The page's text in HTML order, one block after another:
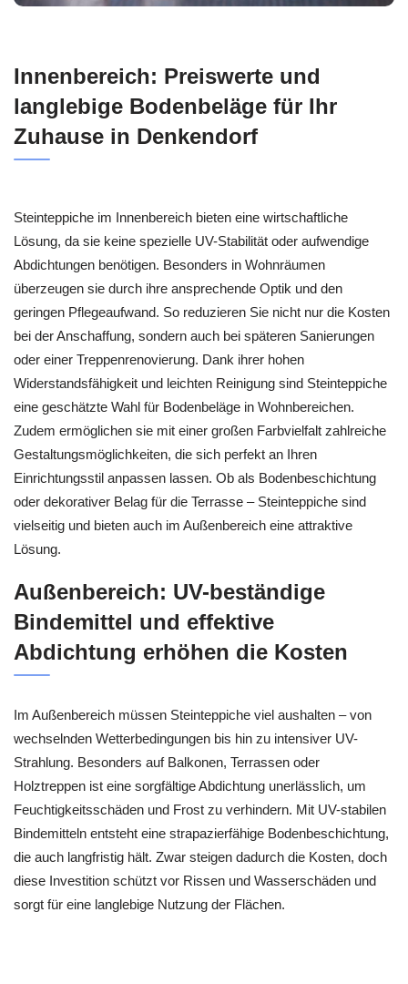
Innenbereich: Preiswerte und
langlebige Bodenbeläge für Ihr
Zuhause in Denkendorf
Steinteppiche im Innenbereich bieten eine wirtschaftliche
Lösung, da sie keine spezielle UV-Stabilität oder aufwendige
Abdichtungen benötigen. Besonders in Wohnräumen
überzeugen sie durch ihre ansprechende Optik und den
geringen Pflegeaufwand. So reduzieren Sie nicht nur die Kosten
bei der Anschaffung, sondern auch bei späteren Sanierungen
oder einer Treppenrenovierung. Dank ihrer hohen
Widerstandsfähigkeit und leichten Reinigung sind Steinteppiche
eine geschätzte Wahl für Bodenbeläge in Wohnbereichen.
Zudem ermöglichen sie mit einer großen Farbvielfalt zahlreiche
Gestaltungsmöglichkeiten, die sich perfekt an Ihren
Einrichtungsstil anpassen lassen. Ob als Bodenbeschichtung
oder dekorativer Belag für die Terrasse – Steinteppiche sind
vielseitig und bieten auch im Außenbereich eine attraktive
Lösung.
Außenbereich: UV-beständige
Bindemittel und effektive
Abdichtung erhöhen die Kosten
Im Außenbereich müssen Steinteppiche viel aushalten – von
wechselnden Wetterbedingungen bis hin zu intensiver UV-
Strahlung. Besonders auf Balkonen, Terrassen oder
Holztreppen ist eine sorgfältige Abdichtung unerlässlich, um
Feuchtigkeitsschäden und Frost zu verhindern. Mit UV-stabilen
Bindemitteln entsteht eine strapazierfähige Bodenbeschichtung,
die auch langfristig hält. Zwar steigen dadurch die Kosten, doch
diese Investition schützt vor Rissen und Wasserschäden und
sorgt für eine langlebige Nutzung der Flächen.